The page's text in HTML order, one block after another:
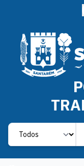
Label